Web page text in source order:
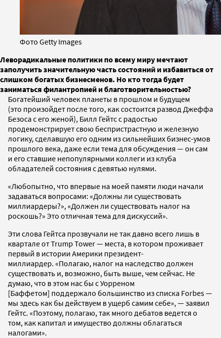
Фото Getty Images
Леворадикальные политики по всему миру мечтают
заполучить значительную часть состояний и избавиться от
слишком богатых бизнесменов. Но кто тогда будет
заниматься филантропией и благотворительностью?
Богатейший человек планеты в прошлом и будущем
(это произойдет после того, как состоится развод Джеффа
Безоса с его женой), Билл Гейтс с радостью
продемонстрирует свою беспристрастную и железную
логику, сделавшую его одним из сильнейших бизнес-умов
прошлого века, даже если тема для обсуждения — он сам
и его ставшие непопулярными коллеги из клуба
обладателей состояния с девятью нулями.
«Любопытно, что впервые на моей памяти люди начали
задаваться вопросами: «Должны ли существовать
миллиардеры?», «Должен ли существовать налог на
роскошь?» Это отличная тема для дискуссий».
Эти слова Гейтса прозвучали не так давно всего лишь в
квартале от Trump Tower — места, в котором проживает
первый в истории Америки президент-
миллиардер. «Полагаю, налог на наследство должен
существовать и, возможно, быть выше, чем сейчас. Не
думаю, что в этом нас бы с Уорреном
[Баффетом] поддержало большинство из списка Forbes —
мы здесь как бы действуем в ущерб самим себе», — заявил
Гейтс. «Поэтому, полагаю, так много дебатов ведется о
том, как капитал и имущество должны облагаться
налогами».